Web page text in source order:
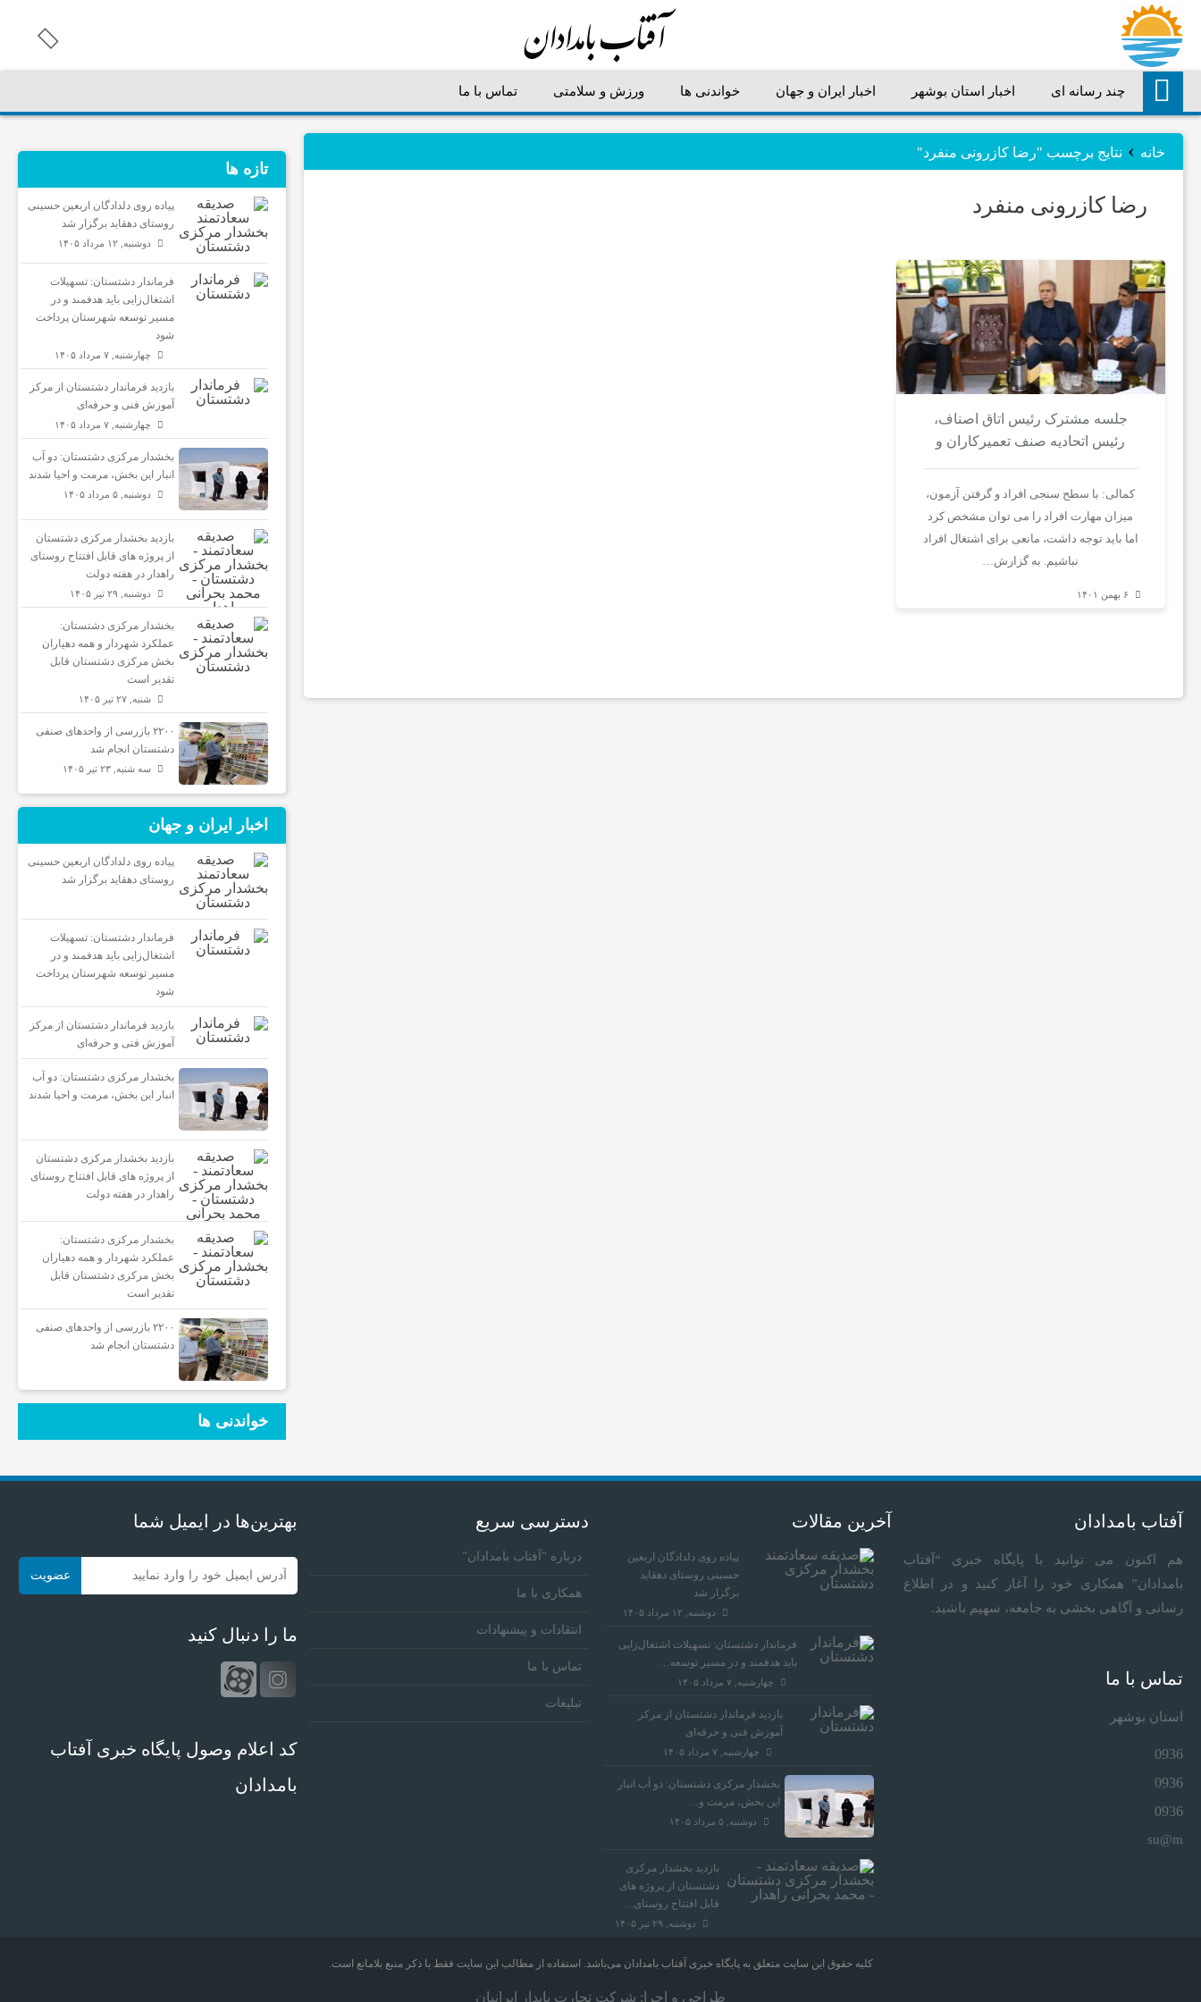
رسانه
اخبار
بوشهر
ها
چند رسانه ای اخبار استان بوشهر اخبار ایران و جهان خواندنی ها ورزش و سلامتی تماس با ما
خانه › نتایج برچسب "رضا کازرونی منفرد"
رضا کازرونی منفرد
جلسه مشترک رئیس اتاق اصناف،
رئیس اتحادیه صنف تعمیرکاران و
دشتستان برگزار شد
کمالی: با سطح سنجی افراد و گرفتن آزمون،
میزان مهارت افراد را می توان مشخص کرد
اما باید توجه داشت، مانعی برای اشتغال افراد
نباشیم. به گزارش…
۶ بهمن ۱۴۰۱
تازه ها
پیاده روی دلدادگان اربعین حسینی
روستای دهقاید برگزار شد
دوشنبه, ۱۲ مرداد ۱۴۰۵
فرماندار دشتستان: تسهیلات
اشتغال‌زایی باید هدفمند و در
مسیر توسعه شهرستان پرداخت
شود
چهارشنبه, ۷ مرداد ۱۴۰۵
بازدید فرماندار دشتستان از مرکز
آموزش فنی و حرفه‌ای
چهارشنبه, ۷ مرداد ۱۴۰۵
بخشدار مرکزی دشتستان: دو آب
انبار این بخش، مرمت و احیا شدند
دوشنبه, ۵ مرداد ۱۴۰۵
بازدید بخشدار مرکزی دشتستان
از پروژه های قابل افتتاح روستای
راهدار در هفته دولت
دوشنبه, ۲۹ تیر ۱۴۰۵
بخشدار مرکزی دشتستان:
عملکرد شهردار و همه دهیاران
بخش مرکزی دشتستان قابل
تقدیر است
شنبه, ۲۷ تیر ۱۴۰۵
۲۲۰۰ بازرسی از واحدهای صنفی
دشتستان انجام شد
سه شنبه, ۲۳ تیر ۱۴۰۵
اخبار ایران و جهان
پیاده روی دلدادگان اربعین حسینی
روستای دهقاید برگزار شد
فرماندار دشتستان: تسهیلات
اشتغال‌زایی باید هدفمند و در
مسیر توسعه شهرستان پرداخت
شود
بازدید فرماندار دشتستان از مرکز
آموزش فنی و حرفه‌ای
بخشدار مرکزی دشتستان: دو آب
انبار این بخش، مرمت و احیا شدند
بازدید بخشدار مرکزی دشتستان
از پروژه های قابل افتتاح روستای
راهدار در هفته دولت
بخشدار مرکزی دشتستان:
عملکرد شهردار و همه دهیاران
بخش مرکزی دشتستان قابل
تقدیر است
۲۲۰۰ بازرسی از واحدهای صنفی
دشتستان انجام شد
خواندنی ها
آفتاب بامدادان
هم اکنون می توانید با پایگاه خبری “آفتاب
بامدادان” همکاری خود را آغاز کنید و در اطلاع
رسانی و آگاهی بخشی به جامعه، سهیم باشید.
تماس با ما
استان بوشهر
0936
0936
0936
su@m
آخرین مقالات
پیاده روی دلدادگان اربعین
حسینی روستای دهقاید
برگزار شد
دوشنبه, ۱۲ مرداد ۱۴۰۵
فرماندار دشتستان: تسهیلات اشتغال‌زایی
باید هدفمند و در مسیر توسعه…
چهارشنبه, ۷ مرداد ۱۴۰۵
بازدید فرماندار دشتستان از مرکز
آموزش فنی و حرفه‌ای
چهارشنبه, ۷ مرداد ۱۴۰۵
بخشدار مرکزی دشتستان: دو آب انبار
این بخش، مرمت و…
دوشنبه, ۵ مرداد ۱۴۰۵
بازدید بخشدار مرکزی
دشتستان از پروژه های
قابل افتتاح روستای…
دوشنبه, ۲۹ تیر ۱۴۰۵
دسترسی سریع
درباره “آفتاب بامدادان”
همکاری با ما
انتقادات و پیشنهادات
تماس با ما
تبلیغات
بهترین‌ها در ایمیل شما
ما را دنبال کنید
کد اعلام وصول پایگاه خبری آفتاب
بامدادان
کلیه حقوق این سایت متعلق به پایگاه خبری آفتاب بامدادان می‌باشد. استفاده از مطالب این سایت فقط با ذکر منبع بلامانع است.
طراحی و اجرا: شرکت تجارت پایدار ایرانیان